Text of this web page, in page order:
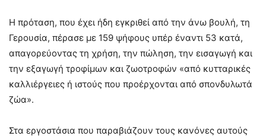
Η πρόταση, που έχει ήδη εγκριθεί από την άνω βουλή, τη
Γερουσία, πέρασε με 159 ψήφους υπέρ έναντι 53 κατά,
απαγορεύοντας τη χρήση, την πώληση, την εισαγωγή και
την εξαγωγή τροφίμων και ζωοτροφών «από κυτταρικές
καλλιέργειες ή ιστούς που προέρχονται από σπονδυλωτά
ζώα».
Στα εργοστάσια που παραβιάζουν τους κανόνες αυτούς